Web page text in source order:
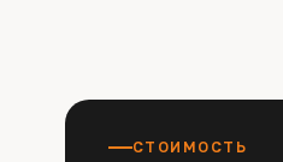
СТОИМОСТЬ